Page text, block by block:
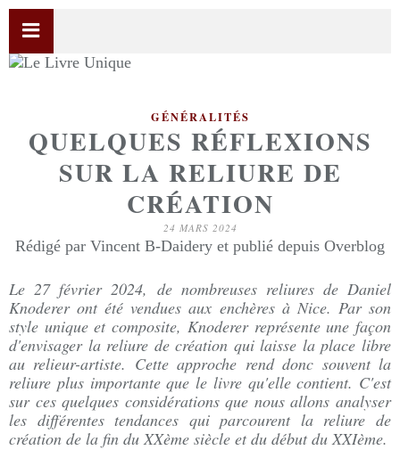
GÉNÉRALITÉS
QUELQUES RÉFLEXIONS
SUR LA RELIURE DE
CRÉATION
24 MARS 2024
Rédigé par Vincent B-Daidery et publié depuis Overblog
Le 27 février 2024, de nombreuses reliures de Daniel
Knoderer ont été vendues aux enchères à Nice. Par son
style unique et composite, Knoderer représente une façon
d'envisager la reliure de création qui laisse la place libre
au relieur-artiste. Cette approche rend donc souvent la
reliure plus importante que le livre qu'elle contient. C'est
sur ces quelques considérations que nous allons analyser
les différentes tendances qui parcourent la reliure de
création de la fin du XXème siècle et du début du XXIème.